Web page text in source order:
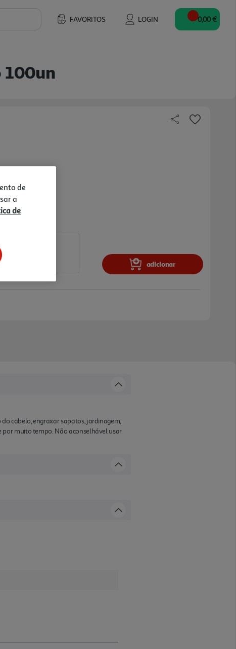
FAVORITOS LOGIN 0,00 €
100un
adicionar
cabelo, engraxar sapatos, jardinagem,
por muito tempo. Não aconselhável usar
de
a
de